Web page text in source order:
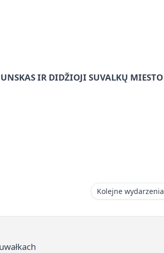
IR DIDŽIOJI SUVALKŲ MIESTO
Kolejne wydarzenia